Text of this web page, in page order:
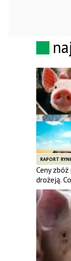
RAPORT
Ceny
drożeją.